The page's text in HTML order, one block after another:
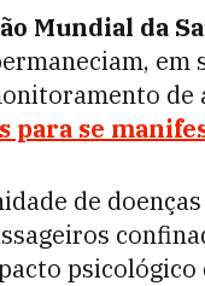
Mundial da
em
de
para se
de
psicológico